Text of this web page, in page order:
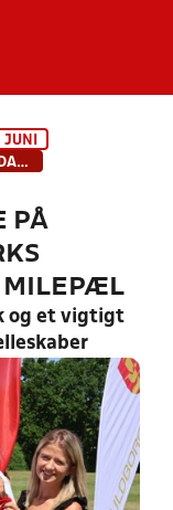
OG NYHEDER
JUNI
FEM FODBOLDCENTRE PÅ PLADS: HELE DANMARKS KLUBHUS NÅR VIGTIG MILEPÆL
PÅ
MILEPÆL
og et vigtigt